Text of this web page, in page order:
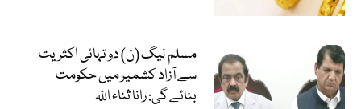
مسلم لیگ (ن) دو تہائی اکثریت
سے آزاد کشمیر میں حکومت
بنائے گی: رانا ثناء اللہ